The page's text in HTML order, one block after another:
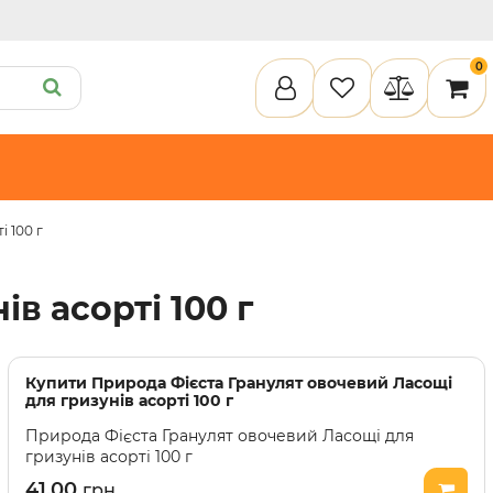
0
Туалети та аксесуари
Спальні місця
Інструменти для догляду
100 г
асорті 100 г
Купити Природа Фієста Гранулят овочевий Ласощі
для гризунів асорті 100 г
Природа Фієста Гранулят овочевий Ласощі для
гризунів асорті 100 г